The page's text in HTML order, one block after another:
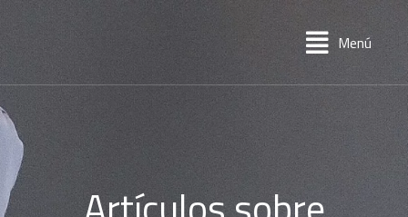
Menú